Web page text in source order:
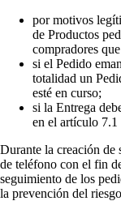
por motivos
de Productos
compradores
si el Pedido
totalidad un
esté en curso;
si la Entrega
en el artículo
Durante la creación de
de teléfono con el fin
seguimiento de los
la prevención del